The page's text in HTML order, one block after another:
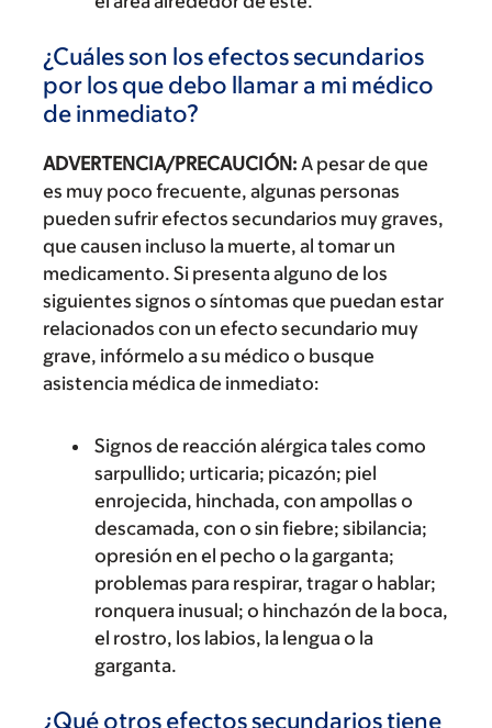
¿Cuáles son los efectos secundarios
por los que debo llamar a mi médico
de inmediato?
ADVERTENCIA/PRECAUCIÓN: A pesar de que
es muy poco frecuente, algunas personas
pueden sufrir efectos secundarios muy graves,
que causen incluso la muerte, al tomar un
medicamento. Si presenta alguno de los
siguientes signos o síntomas que puedan estar
relacionados con un efecto secundario muy
grave, infórmelo a su médico o busque
asistencia médica de inmediato:
Signos de reacción alérgica tales como
sarpullido; urticaria; picazón; piel
enrojecida, hinchada, con ampollas o
descamada, con o sin fiebre; sibilancia;
opresión en el pecho o la garganta;
problemas para respirar, tragar o hablar;
ronquera inusual; o hinchazón de la boca,
el rostro, los labios, la lengua o la
garganta.
¿Qué otros efectos secundarios tiene